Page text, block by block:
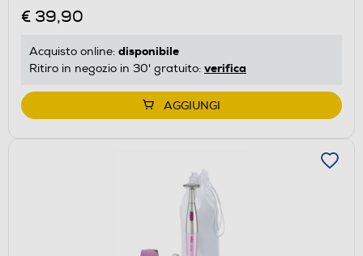
€ 39,90
Acquisto online: disponibile
Ritiro in negozio in 30' gratuito: verifica
AGGIUNGI